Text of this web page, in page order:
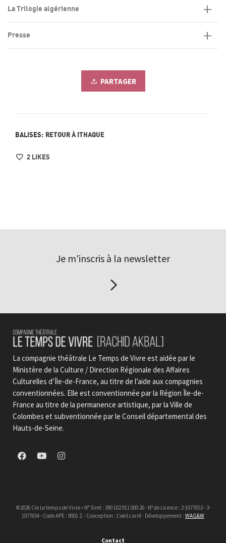
La Trilogie algérienne
Presse
PARTAGER
BALISES: RETOUR À ITHAQUE
2 LIKES
Je m'inscris à la newsletter
La compagnie théâtrale Le Temps de Vivre est aidée par le
Ministère de la Culture / Direction Régionale des Affaires
Culturelles d’Île-de-France, au titre de l’aide aux compagnies
conventionnées. Elle est conventionnée par la Région Île-de-
France au titre de la permanence artistique, par la Ville de
Colombes et subventionnée par le Conseil départemental des
Hauts-de-Seine.
©2026 Cie Le temps de Vivre • N° Siret : 390 102 911 000 26 - N° de Licence : 2-1077653 - 3-
1077654 - Code APE : 9001 Z · Conception : L'oeil carré · Développement : WAG&W
Contact